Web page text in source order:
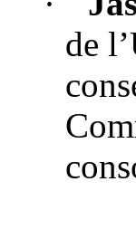
de